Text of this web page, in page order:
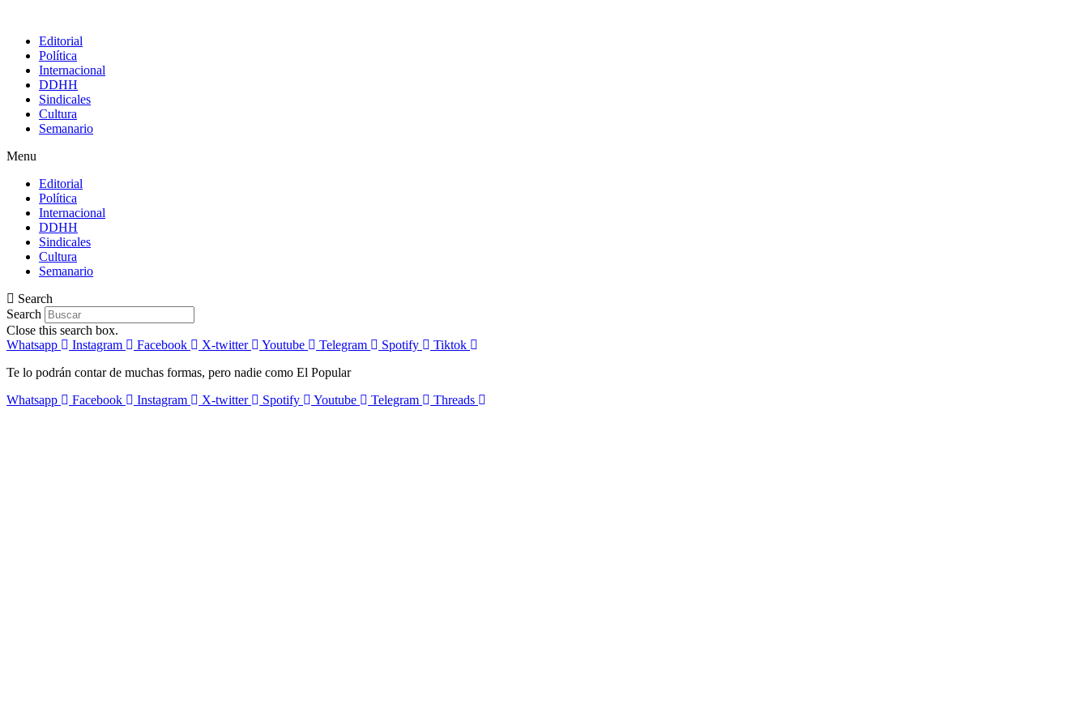
Editorial
Política
Internacional
DDHH
Sindicales
Cultura
Semanario
Menu
Editorial
Política
Internacional
DDHH
Sindicales
Cultura
Semanario
Search
Search
Close this search box.
Whatsapp
Instagram Facebook X-twitter Youtube Telegram Spotify
Tiktok
Te lo podrán contar de muchas formas, pero nadie como El Popular
Whatsapp
Facebook Instagram X-twitter Spotify Youtube Telegram Threads